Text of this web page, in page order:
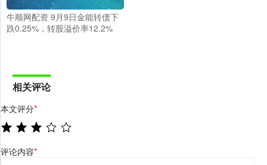
牛顺网配资 9月9日金能转债下
跌0.25%，转股溢价率12.2%
相关评论
本文评分*
评论内容*